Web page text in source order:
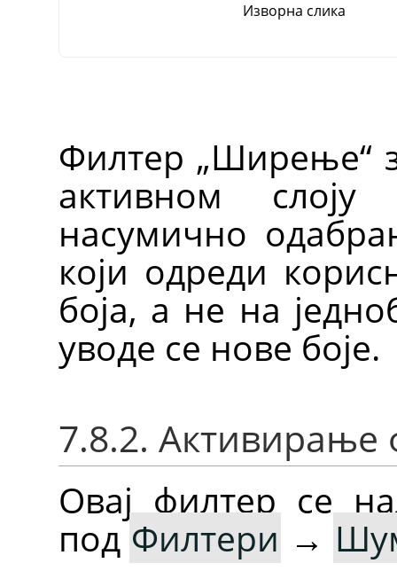
Изворна слика
Филтер „Ширење“
активном
насумично
који одреди
боја, а не на
уводе се нове боје.
7.8.2. Активирање
Овај филтер се
под Филтери →